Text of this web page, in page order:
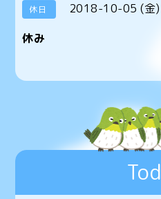
休日
2018-10-05 (金)
休み